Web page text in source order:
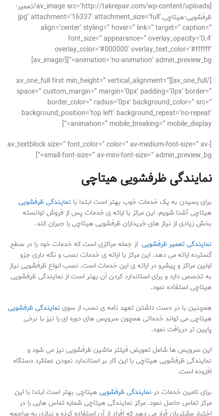
[av_image src=’http://takrepair.com/wp-content/uploads/تعمیر-
ظرفشویی-هیتاچی.jpg’ attachment=’16337′ attachment_size=’full’
align=’center’ styling=” hover=” link=” target=” caption=”
font_size=” appearance=” overlay_opacity=’0.4′
overlay_color=’#000000′ overlay_text_color=’#ffffff’
animation=’no-animation’ admin_preview_bg=”][/av_image]
[/av_one_full][av_one_full first min_height=” vertical_alignment=”
space=” custom_margin=” margin=’0px’ padding=’0px’ border=”
border_color=” radius=’0px’ background_color=” src=”
background_position=’top left’ background_repeat=’no-repeat’
animation=” mobile_breaking=” mobile_display=”]
[av_textblock size=” font_color=” color=” av-medium-font-size=” av-
small-font-size=” av-mini-font-size=” admin_preview_bg=”]
نمایندگی ظرفشویی هیتاچی
برای رسیدن به یک خدمات خوب بهتر است ابتدا با نمایندگی ظرفشویی
هیتاچی آشنا شویم. این مرکز با ارائه ی خدمات پس از فروش توانسته
بخش زیادی از نیاز های خریداران ظرفشویی هیتاچی را جبران کند.
نمایندگی تعمیر ظرفشویی از جمله مراکزی است که خدمات خود را در سطح
گسترده ارائه می دهد. این مرکز با ارائه ی خدمات نصب و نگه داری جزو
اولین مراکز و پیشرو در ارائه ی این خدمات است. نصب انواع ظرفشویی نیاز
به تخصص دارد و برای استاندارد کردن آن بهتر است از نمایندگی ظرفشویی
هیتاچی استفاده نمود.
همچنین با در دست داشتن تعهد نامه ی نصب از سوی نمایندگی ظرفشویی
هیتاچی می تواند خدماتی همچون سرویس های دوره ای را نیز با نرخی
پایین تر دریافت نمود.
این سرویس ها شامل تعویض فیلتر ماشین ظرفشویی نیز می شود و
نمایندگی ظرفشویی هیتاچی با این کار بر استاندارد نمودن عملکرد دستگاه
افزوده است.
برای تامین خدمات در نمایندگی ظرفشویی هیتاچی بهتر است ابتدا با این
مرکز تماس حاصل نمود. مرکز نمایندگی هیتاچی شماره تماس هایی را در
اختیار مشتریان قرار می دهد که افراد از آن استفاده کرده و نیازی به مراجعه